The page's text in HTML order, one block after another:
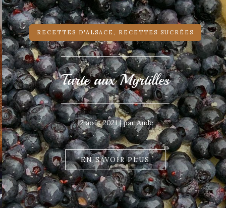
RECETTES D'ALSACE, RECETTES SUCRÉES
Tarte aux Myrtilles
12 août 2021 | par Aude
EN SAVOIR PLUS